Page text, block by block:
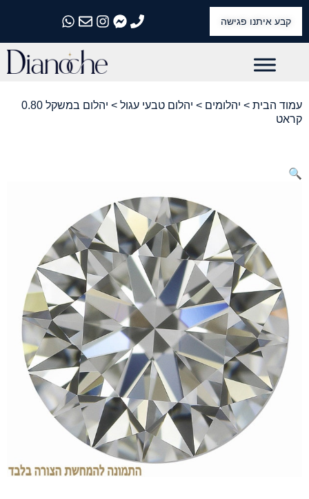
קבע איתנו פגישה
התקשרו אלינו
התקשרו אלינו
התקשרו אלינו
התקשרו אלינו
התקשרו אלינו
עמוד הבית > יהלומים > יהלום טבעי עגול
> יהלום במשקל 0.80
קראט
🔍